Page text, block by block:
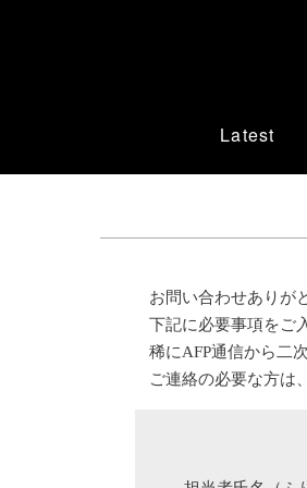
Latest
お問い合わせありが
下記に必要事項をご
稀にAFP通信から二
ご連絡の必要な方は